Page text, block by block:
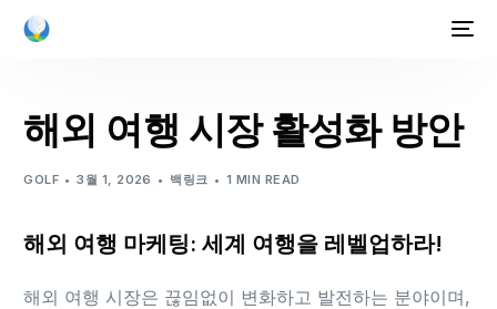
해외 여행 시장 활성화 방안
GOLF 3월 1, 2026 백링크 1 MIN READ
해외 여행 마케팅: 세계 여행을 레벨업하라!
해외 여행 시장은 끊임없이 변화하고 발전하는 분야이며,